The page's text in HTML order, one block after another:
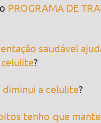
PROGRAMA DE
saudável
?
a celulite?
tenho que